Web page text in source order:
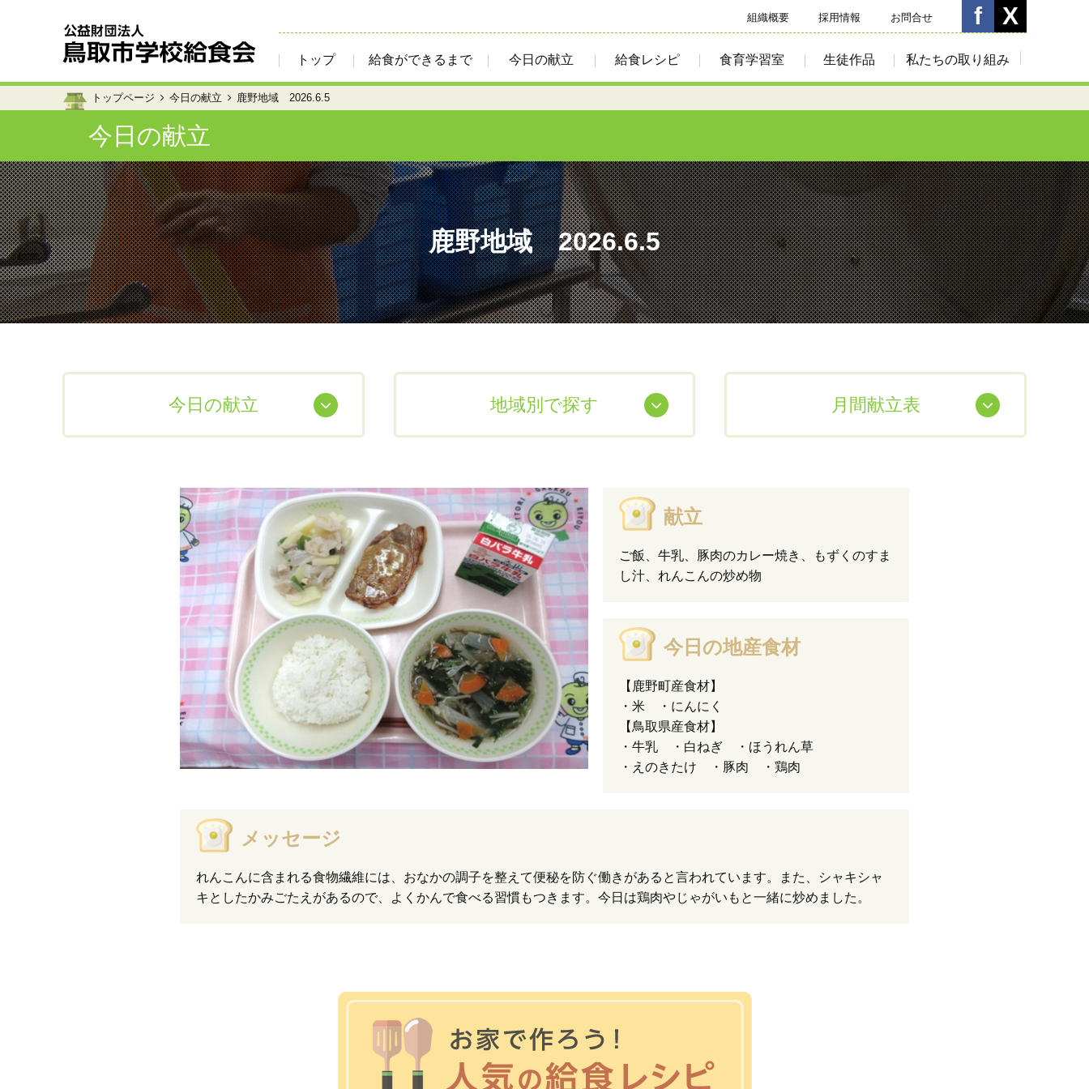
組織概要 採用情報 お問合せ
トップ 給食ができるまで 今日の献立 給食レシピ 食育学習室 生徒作品 私たちの取り組み
トップページ 今日の献立 鹿野地域 2026.6.5
今日の献立
鹿野地域 2026.6.5
今日の献立 地域別で探す 月間献立表
献立
ご飯、牛乳、豚肉のカレー焼き、もずくのすま
し汁、れんこんの炒め物
今日の地産食材
【鹿野町産食材】
・米 ・にんにく
【鳥取県産食材】
・牛乳 ・白ねぎ ・ほうれん草
・えのきたけ ・豚肉 ・鶏肉
メッセージ
れんこんに含まれる食物繊維には、おなかの調子を整えて便秘を防ぐ働きがあると言われています。また、シャキシャ
キとしたかみごたえがあるので、よくかんで食べる習慣もつきます。今日は鶏肉やじゃがいもと一緒に炒めました。